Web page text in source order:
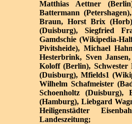
Matthias Aettner
Battermann
Braun, Horst Brix
(Duisburg), Siegfried
Gamdschie (Wikipedia-
Pivitsheide), Michael
Hesterbrink, Sven
Koloff (Berlin),
(Duisburg), Mfields1
Wilhelm Schafmeister
Schoenholtz (Duisburg),
(Hamburg), Liebgard
Heiligenstädter
Landeszeitung;